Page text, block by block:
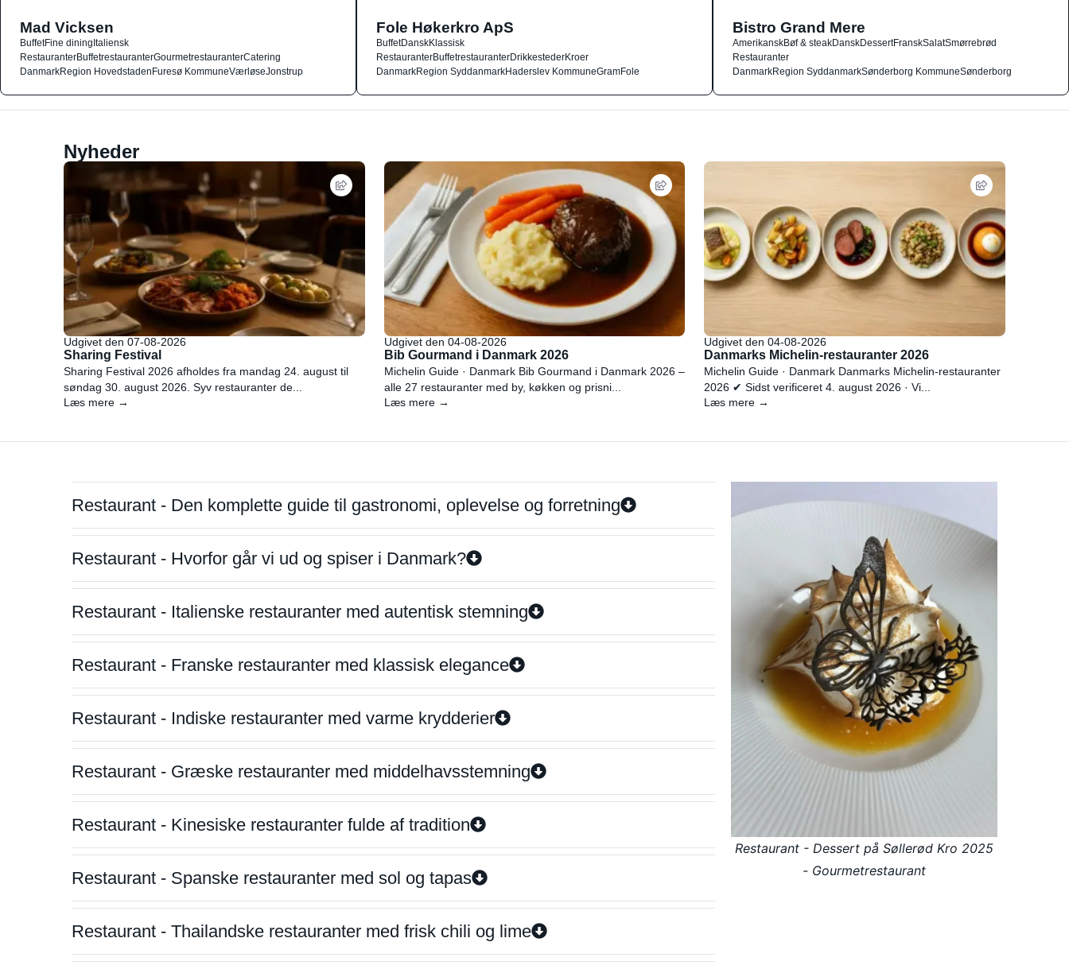
Mad Vicksen
BuffetFine diningItaliensk
RestauranterBuffetrestauranterGourmetrestauranterCatering
DanmarkRegion HovedstadenFuresø KommuneVærløseJonstrup
Fole Høkerkro ApS
BuffetDanskKlassisk
RestauranterBuffetrestauranterDrikkestederKroer
DanmarkRegion SyddanmarkHaderslev KommuneGramFole
Bistro Grand Mere
AmerikanskBøf & steakDanskDessertFranskSalatSmørrebrød
Restauranter
DanmarkRegion SyddanmarkSønderborg KommuneSønderborg
Nyheder
Udgivet den 07-08-2026
Sharing Festival
Sharing Festival 2026 afholdes fra mandag 24. august til
søndag 30. august 2026. Syv restauranter de...
Læs mere →
Udgivet den 04-08-2026
Bib Gourmand i Danmark 2026
Michelin Guide · Danmark Bib Gourmand i Danmark 2026 –
alle 27 restauranter med by, køkken og prisni...
Læs mere →
Udgivet den 04-08-2026
Danmarks Michelin-restauranter 2026
Michelin Guide · Danmark Danmarks Michelin-restauranter
2026 ✔ Sidst verificeret 4. august 2026 · Vi...
Læs mere →
Restaurant - Den komplette guide til gastronomi, oplevelse og forretning
Restaurant - Hvorfor går vi ud og spiser i Danmark?
Restaurant - Italienske restauranter med autentisk stemning
Restaurant - Franske restauranter med klassisk elegance
Restaurant - Indiske restauranter med varme krydderier
Restaurant - Græske restauranter med middelhavsstemning
Restaurant - Kinesiske restauranter fulde af tradition
Restaurant - Spanske restauranter med sol og tapas
Restaurant - Thailandske restauranter med frisk chili og lime
Restaurant - Dessert på Søllerød Kro 2025
- Gourmetrestaurant